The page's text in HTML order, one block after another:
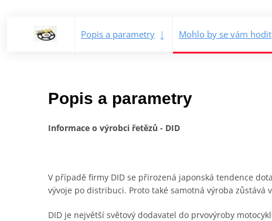
Popis a parametry Mohlo by se vám hodit
Popis a parametry
Informace o výrobci řetězů - DID
V případě firmy DID se přirozená japonská tendence
vývoje po distribuci. Proto také samotná výroba zůstává
DID je největší světový dodavatel do prvovýroby